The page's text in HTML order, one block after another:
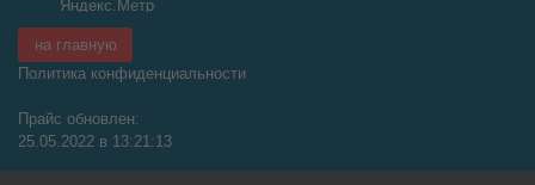
на главную
Политика конфиденциальности
Прайс обновлен:
25.05.2022 в 13:21:13